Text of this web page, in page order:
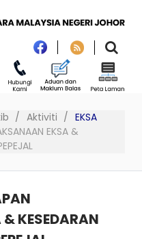
Aktiviti
EKSA
EKSA &
KESEDARAN